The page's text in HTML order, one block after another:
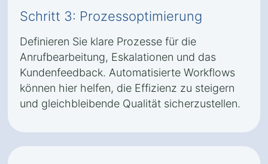
Schritt 3: Prozessoptimierung
Definieren Sie klare Prozesse für die
Anrufbearbeitung, Eskalationen und das
Kundenfeedback. Automatisierte Workflows
können hier helfen, die Effizienz zu steigern
und gleichbleibende Qualität sicherzustellen.